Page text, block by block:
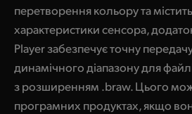
перетворення кольору та
характеристики сенсора,
Player забезпечує точну
динамічного діапазону для
з розширенням .braw. Цього
програмних продуктах, якщо